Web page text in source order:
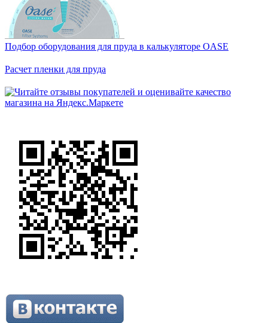
Подбор оборудования для пруда в калькуляторе OASE
Расчет пленки для пруда